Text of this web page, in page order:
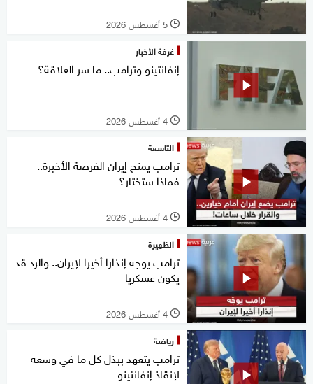
l 5 أغسطس 2026
غرفة الأخبار
إنفانتينو وترامب.. ما سر العلاقة؟
l 4 أغسطس 2026
التاسعة
ترامب يمنح إيران الفرصة الأخيرة..
فماذا ستختار؟
l 4 أغسطس 2026
الظهيرة
ترامب يوجه إنذارا أخيرا لإيران.. والرد قد
يكون عسكريا
l 4 أغسطس 2026
رياضة
ترامب يتعهد ببذل كل ما في وسعه
لإنقاذ إنفانتينو